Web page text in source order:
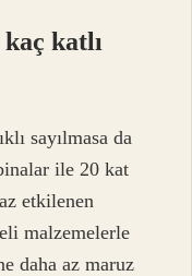
kaç katlı
sayılmasa da
ile 20 kat
etkilenen
malzemelerle
daha az maruz